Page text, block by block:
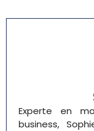
Experte en
business,